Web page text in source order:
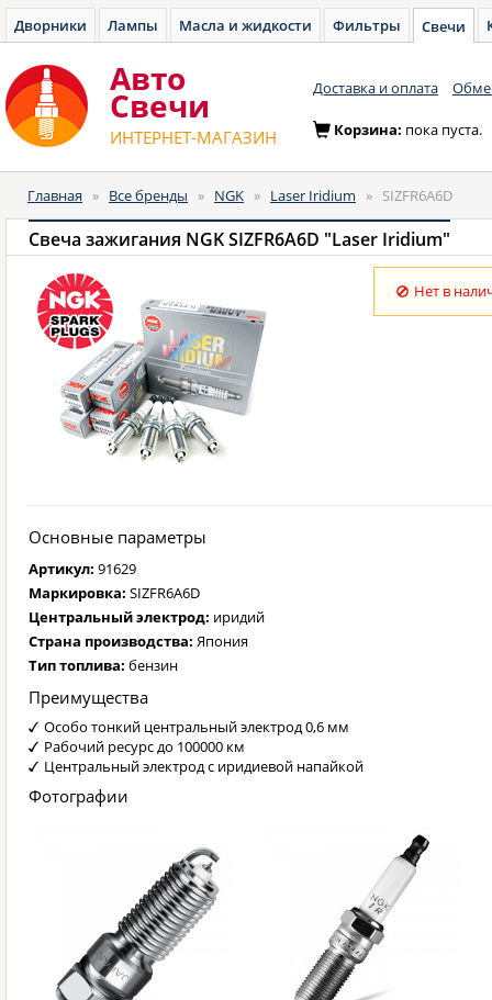
Дворники Лампы Масла и жидкости Фильтры Свечи
Авто
Cвечи
ИНТЕРНЕТ-МАГАЗИН
Доставка и оплата
Корзина: пока пуста.
Главная » Все бренды » NGK » Laser Iridium » SIZFR6A6D
Свеча зажигания NGK SIZFR6A6D "Laser Iridium"
Нет в
Основные параметры
Артикул: 91629
Маркировка: SIZFR6A6D
Центральный электрод: иридий
Страна производства: Япония
Тип топлива: бензин
Преимущества
Особо тонкий центральный электрод 0,6 мм
Рабочий ресурс до 100000 км
Центральный электрод с иридиевой напайкой
Фотографии